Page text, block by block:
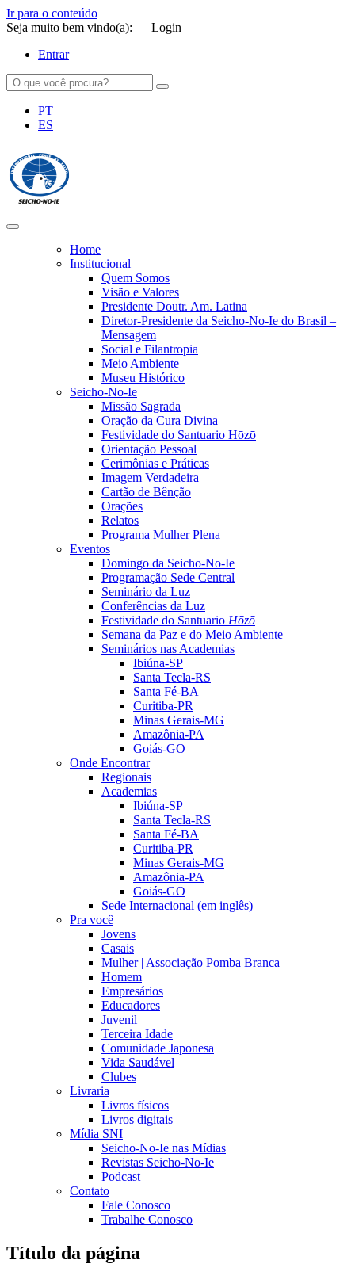
Ir para o conteúdo
Seja muito bem vindo(a):
Login
Entrar
PT
ES
Home
Institucional
Quem Somos
Visão e Valores
Presidente Doutr. Am. Latina
Diretor-Presidente da Seicho-No-Ie do Brasil –
Mensagem
Social e Filantropia
Meio Ambiente
Museu Histórico
Seicho-No-Ie
Missão Sagrada
Oração da Cura Divina
Festividade do Santuario Hōzō
Orientação Pessoal
Cerimônias e Práticas
Imagem Verdadeira
Cartão de Bênção
Orações
Relatos
Programa Mulher Plena
Eventos
Domingo da Seicho-No-Ie
Programação Sede Central
Seminário da Luz
Conferências da Luz
Festividade do Santuario Hōzō
Semana da Paz e do Meio Ambiente
Seminários nas Academias
Ibiúna-SP
Santa Tecla-RS
Santa Fé-BA
Curitiba-PR
Minas Gerais-MG
Amazônia-PA
Goiás-GO
Onde Encontrar
Regionais
Academias
Ibiúna-SP
Santa Tecla-RS
Santa Fé-BA
Curitiba-PR
Minas Gerais-MG
Amazônia-PA
Goiás-GO
Sede Internacional (em inglês)
Pra você
Jovens
Casais
Mulher | Associação Pomba Branca
Homem
Empresários
Educadores
Juvenil
Terceira Idade
Comunidade Japonesa
Vida Saudável
Clubes
Livraria
Livros físicos
Livros digitais
Mídia SNI
Seicho-No-Ie nas Mídias
Revistas Seicho-No-Ie
Podcast
Contato
Fale Conosco
Trabalhe Conosco
Título da página